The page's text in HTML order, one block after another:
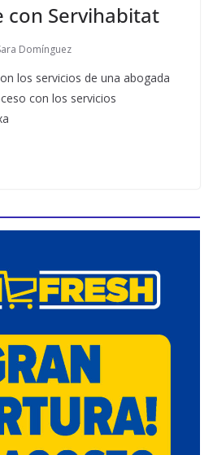
Servihabitat
Domínguez
los servicios de una abogada
con los servicios